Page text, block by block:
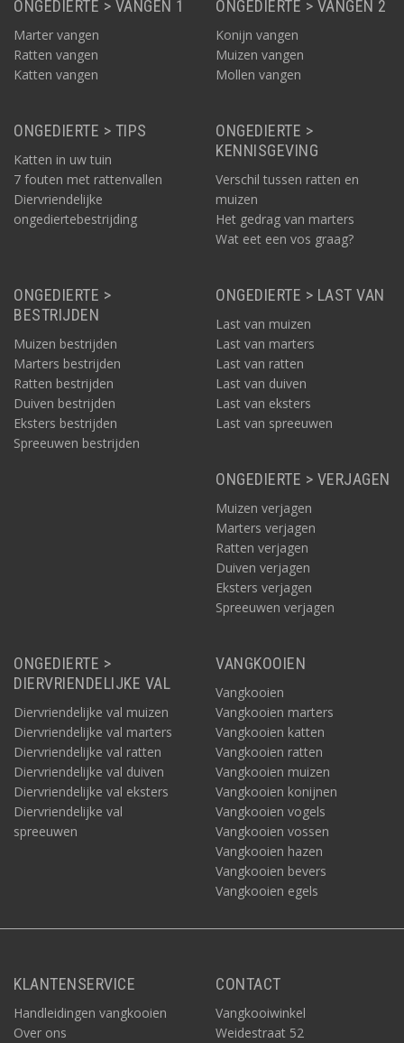
ONGEDIERTE > VANGEN 1
Marter vangen
Ratten vangen
Katten vangen
ONGEDIERTE > VANGEN 2
Konijn vangen
Muizen vangen
Mollen vangen
ONGEDIERTE > TIPS
Katten in uw tuin
7 fouten met rattenvallen
Diervriendelijke
ongediertebestrijding
ONGEDIERTE >
KENNISGEVING
Verschil tussen ratten en
muizen
Het gedrag van marters
Wat eet een vos graag?
ONGEDIERTE >
BESTRIJDEN
Muizen bestrijden
Marters bestrijden
Ratten bestrijden
Duiven bestrijden
Eksters bestrijden
Spreeuwen bestrijden
ONGEDIERTE > LAST VAN
Last van muizen
Last van marters
Last van ratten
Last van duiven
Last van eksters
Last van spreeuwen
ONGEDIERTE > VERJAGEN
Muizen verjagen
Marters verjagen
Ratten verjagen
Duiven verjagen
Eksters verjagen
Spreeuwen verjagen
ONGEDIERTE >
DIERVRIENDELIJKE VAL
Diervriendelijke val muizen
Diervriendelijke val marters
Diervriendelijke val ratten
Diervriendelijke val duiven
Diervriendelijke val eksters
Diervriendelijke val
spreeuwen
VANGKOOIEN
Vangkooien
Vangkooien marters
Vangkooien katten
Vangkooien ratten
Vangkooien muizen
Vangkooien konijnen
Vangkooien vogels
Vangkooien vossen
Vangkooien hazen
Vangkooien bevers
Vangkooien egels
KLANTENSERVICE
Handleidingen vangkooien
Over ons
CONTACT
Vangkooiwinkel
Weidestraat 52